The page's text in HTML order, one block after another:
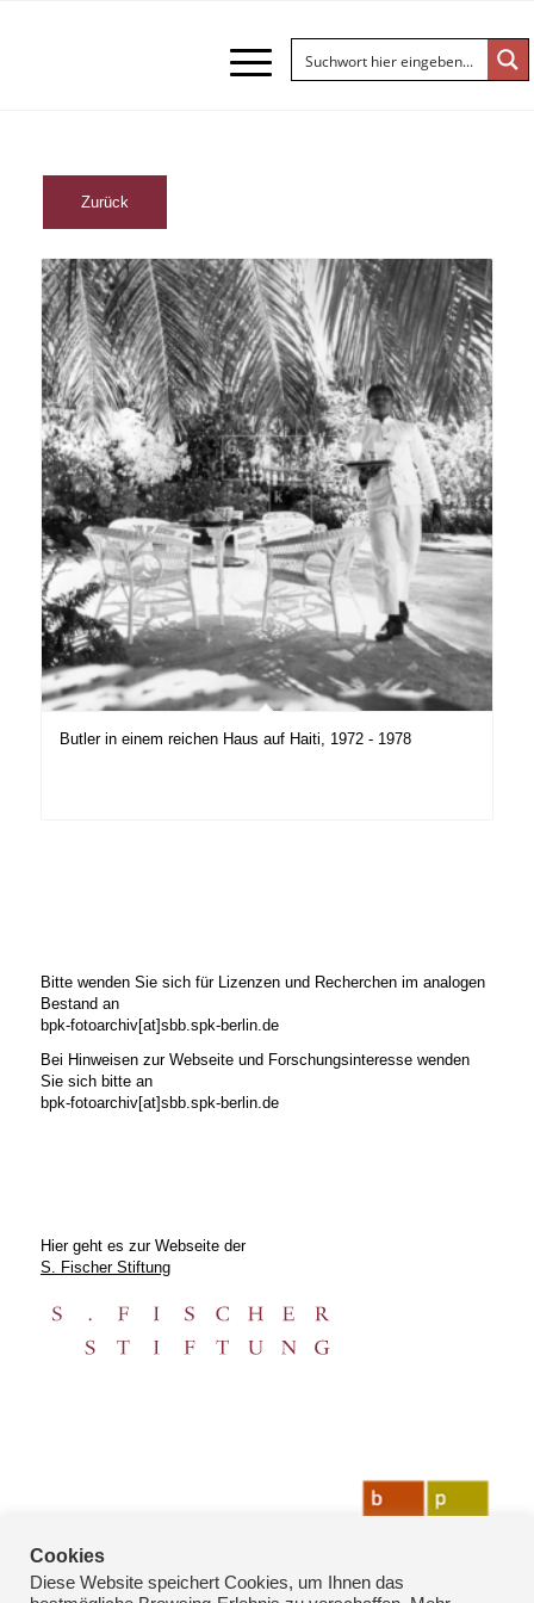
Butler in einem reichen Haus auf Haiti, 1972 - 1978
Bitte wenden Sie sich für Lizenzen und Recherchen im analogen
Bestand an
bpk-fotoarchiv[at]sbb.spk-berlin.de
Bei Hinweisen zur Webseite und Forschungsinteresse wenden
Sie sich bitte an
bpk-fotoarchiv[at]sbb.spk-berlin.de
Hier geht es zur Webseite der
S. Fischer Stiftung
Cookies
Diese Website speichert Cookies, um Ihnen das